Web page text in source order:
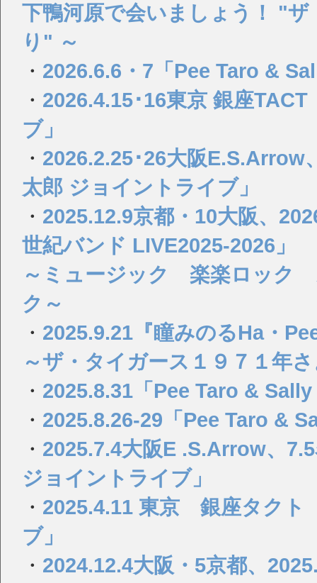
下鴨河原で会いましょう！ "
り" ～
・ 2026.6.6・7「Pee Taro &
・ 2026.4.15･16東京 銀座
ブ」
・ 2026.2.25･26大阪E.S.Arrow
太郎 ジョイントライブ」
・ 2025.12.9京都・10大阪、
世紀バンド LIVE2025-2026」
～ミュージック 楽楽ロック
ク～
・ 2025.9.21『瞳みのるHa・
～ザ・タイガース１９７１年
・ 2025.8.31「Pee Taro &
・ 2025.8.26-29「Pee Taro &
・ 2025.7.4大阪E .S.Arrow、
ジョイントライブ」
・ 2025.4.11 東京 銀座タクト
ブ」
・ 2024.12.4大阪・5京都、